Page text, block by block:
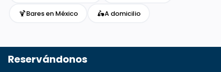
🍹Bares en México 🛵A domicilio
Reservándonos